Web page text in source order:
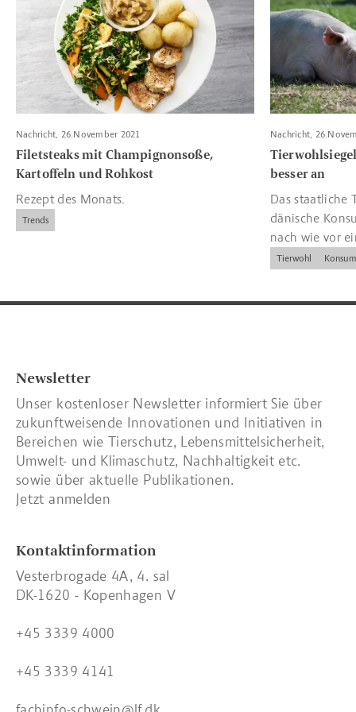
Nachricht, 26.November 2021
Filetsteaks mit Champignonsoße,
Kartoffeln und Rohkost
Rezept des Monats.
Trends
Nachricht,
besser an
Das staatliche
dänische
nach wie vor
und
Tierwohl
Newsletter
Unser kostenloser Newsletter informiert Sie über
zukunftweisende Innovationen und Initiativen in
Bereichen wie Tierschutz, Lebensmittelsicherheit,
Umwelt- und Klimaschutz, Nachhaltigkeit etc.
sowie über aktuelle Publikationen.
Jetzt anmelden
Kontaktinformation
Vesterbrogade 4A, 4. sal
DK-1620 - Kopenhagen V
+45 3339 4000
+45 3339 4141